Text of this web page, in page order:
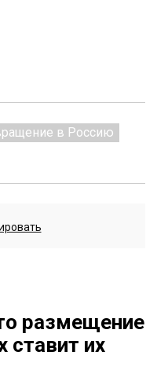
в Россию
размещение
ставит их